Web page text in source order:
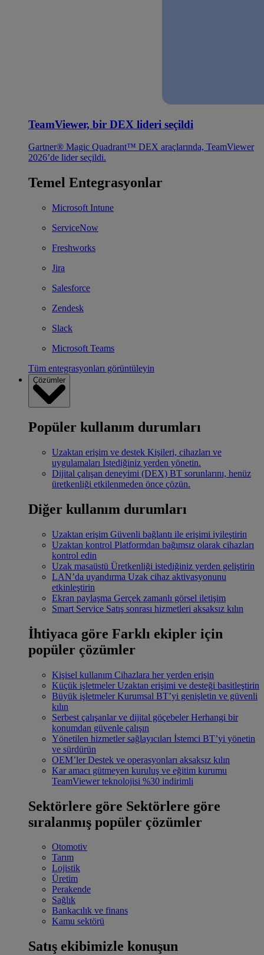
TeamViewer, bir DEX lideri seçildi
Gartner® Magic Quadrant™ DEX araçlarında, TeamViewer
2026’de lider seçildi.
Temel Entegrasyonlar
Microsoft Intune
ServiceNow
Freshworks
Jira
Salesforce
Zendesk
Slack
Microsoft Teams
Tüm entegrasyonları görüntüleyin
Çözümler
Popüler kullanım durumları
Uzaktan erişim ve destek Kişileri, cihazları ve
uygulamaları İstediğiniz yerden yönetin.
Dijital çalışan deneyimi (DEX) BT sorunlarını, henüz
üretkenliği etkilenmeden önce çözün.
Diğer kullanım durumları
Uzaktan erişim Güvenli bağlantı ile erişimi iyileştirin
Uzaktan kontrol Platformdan bağımsız olarak cihazları
kontrol edin
Uzak masaüstü Üretkenliği istediğiniz yerden geliştirin
LAN’da uyandırma Uzak cihaz aktivasyonunu
etkinleştirin
Ekran paylaşma Gerçek zamanlı görsel iletişim
Smart Service Satış sonrası hizmetleri aksaksız kılın
İhtiyaca göre Farklı ekipler için
popüler çözümler
Kişisel kullanım Cihazlara her yerden erişin
Küçük işletmeler Uzaktan erişimi ve desteği basitleştirin
Büyük işletmeler Kurumsal BT’yi genişletin ve güvenli
kılın
Serbest çalışanlar ve dijital göçebeler Herhangi bir
konumdan güvenle çalışın
Yönetilen hizmetler sağlayıcıları İstemci BT’yi yönetin
ve sürdürün
OEM’ler Destek ve operasyonları aksaksız kılın
Kar amacı gütmeyen kuruluş ve eğitim kurumu
TeamViewer teknolojisi %30 indirimli
Sektörlere göre Sektörlere göre
sıralanmış popüler çözümler
Otomotiv
Tarım
Lojistik
Üretim
Perakende
Sağlık
Bankacılık ve finans
Kamu sektörü
Satış ekibimizle konuşun